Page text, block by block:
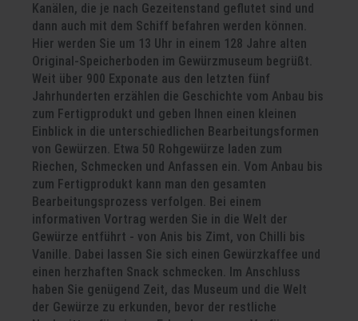
Kanälen, die je nach Gezeitenstand geflutet sind und
dann auch mit dem Schiff befahren werden können.
Hier werden Sie um 13 Uhr in einem 128 Jahre alten
Original-Speicherboden im Gewürzmuseum begrüßt.
Weit über 900 Exponate aus den letzten fünf
Jahrhunderten erzählen die Geschichte vom Anbau bis
zum Fertigprodukt und geben Ihnen einen kleinen
Einblick in die unterschiedlichen Bearbeitungsformen
von Gewürzen. Etwa 50 Rohgewürze laden zum
Riechen, Schmecken und Anfassen ein. Vom Anbau bis
zum Fertigprodukt kann man den gesamten
Bearbeitungsprozess verfolgen. Bei einem
informativen Vortrag werden Sie in die Welt der
Gewürze entführt - von Anis bis Zimt, von Chilli bis
Vanille. Dabei lassen Sie sich einen Gewürzkaffee und
einen herzhaften Snack schmecken. Im Anschluss
haben Sie genügend Zeit, das Museum und die Welt
der Gewürze zu erkunden, bevor der restliche